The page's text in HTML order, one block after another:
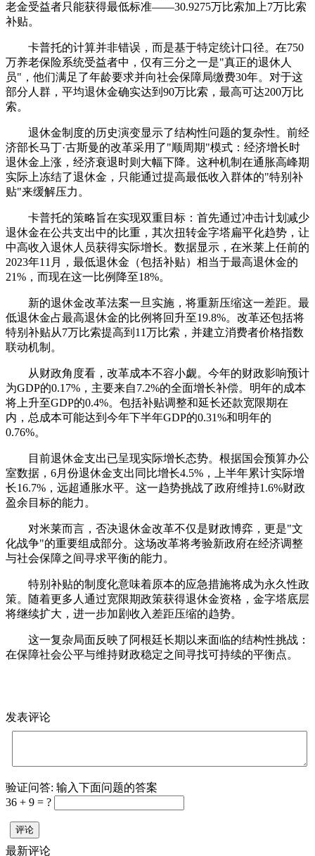
老金受益者只能获得最低标准——30.9275万比索加上7万比索
补贴。
卡普托的计算并非错误，而是基于特定统计口径。在750
万养老保险系统受益者中，仅有三分之一是"真正的退休人
员"，他们满足了年龄要求并向社会保障局缴费30年。对于这
部分人群，平均退休金确实达到90万比索，最高可达200万比
索。
退休金制度的历史演变显示了结构性问题的复杂性。前经
济部长马丁·古斯曼的改革采用了"顺周期"模式：经济增长时
退休金上涨，经济衰退时则大幅下降。这种机制在通胀高峰期
实际上冻结了退休金，只能通过提高最低收入群体的"特别补
贴"来缓解压力。
卡普托的策略旨在实现双重目标：首先通过冲击计划减少
退休金在公共支出中的比重，其次扭转金字塔扁平化趋势，让
中高收入退休人员获得实际增长。数据显示，在米莱上任前的
2023年11月，最低退休金（包括补贴）相当于最高退休金的
21%，而现在这一比例降至18%。
新的退休金改革法案一旦实施，将重新压缩这一差距。最
低退休金占最高退休金的比例将回升至19.8%。改革还包括将
特别补贴从7万比索提高到11万比索，并建立消费者价格指数
联动机制。
从财政角度看，改革成本不容小觑。今年的财政影响预计
为GDP的0.17%，主要来自7.2%的全面增长补偿。明年的成本
将上升至GDP的0.4%。包括补贴调整和延长还款宽限期在
内，总成本可能达到今年下半年GDP的0.31%和明年的
0.76%。
目前退休金支出已呈现实际增长态势。根据国会预算办公
室数据，6月份退休金支出同比增长4.5%，上半年累计实际增
长16.7%，远超通胀水平。这一趋势挑战了政府维持1.6%财政
盈余目标的能力。
对米莱而言，否决退休金改革不仅是财政博弈，更是"文
化战争"的重要组成部分。这场改革将考验新政府在经济调整
与社会保障之间寻求平衡的能力。
特别补贴的制度化意味着原本的应急措施将成为永久性政
策。随着更多人通过宽限期政策获得退休金资格，金字塔底层
将继续扩大，进一步加剧收入差距压缩的趋势。
这一复杂局面反映了阿根廷长期以来面临的结构性挑战：
在保障社会公平与维持财政稳定之间寻找可持续的平衡点。
发表评论
验证问答: 输入下面问题的答案
36 + 9 = ?
评论
最新评论